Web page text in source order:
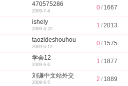
470575286
2009-7-4
0/ 1667
ishely
2009-6-22
1 /2013
taozideshouhou
2009-6-12
0/ 1575
学会12
2009-6-6
1 / 1877
刘谦中文站外交
2009-6-5
2 / 1889